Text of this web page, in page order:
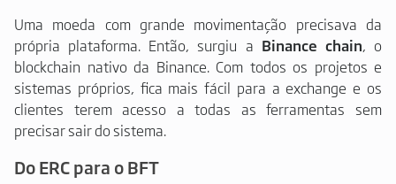
Uma moeda com grande movimentação precisava da
própria plataforma. Então, surgiu a Binance chain, o
blockchain nativo da Binance. Com todos os projetos e
sistemas próprios, fica mais fácil para a exchange e os
clientes terem acesso a todas as ferramentas sem
precisar sair do sistema.
Do ERC para o BFT